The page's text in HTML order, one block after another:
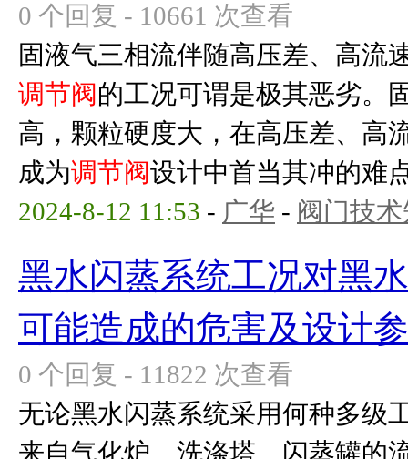
0 个回复 - 10661 次查看
固液气三相流伴随高压差、高流
调节阀的工况可谓是极其恶劣。
高，颗粒硬度大，在高压差、高
成为调节阀设计中首当其冲的难
2024-8-12 11:53 - 广华 - 阀门技
黑水闪蒸系统工况对黑水
可能造成的危害及设计
0 个回复 - 11822 次查看
无论黑水闪蒸系统采用何种多级
来自气化炉、洗涤塔、闪蒸罐的